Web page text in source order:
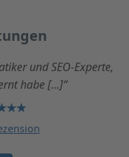
und SEO-Experte,
habe [...]“